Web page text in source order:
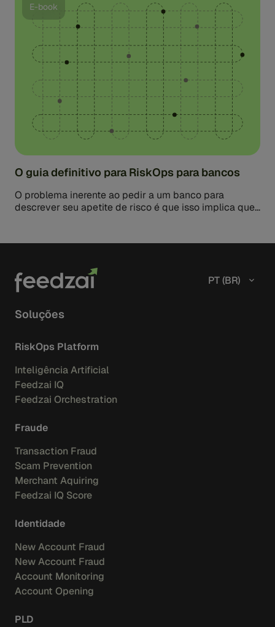
E-book
O guia definitivo para RiskOps para bancos
O problema inerente ao pedir a um banco para
descrever seu apetite de risco é que isso implica que
PT (BR)
Soluções
RiskOps Platform
Inteligência Artificial
Feedzai IQ
Feedzai Orchestration
Fraude
Transaction Fraud
Scam Prevention
Merchant Aquiring
Feedzai IQ Score
Identidade
New Account Fraud
New Account Fraud
Account Monitoring
Account Opening
PLD